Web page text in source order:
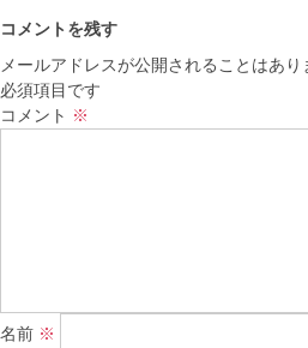
コメントを残す
メールアドレスが公開されることはあり
必須項目です
コメント ※
名前 ※